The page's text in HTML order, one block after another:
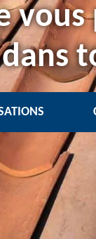
vous